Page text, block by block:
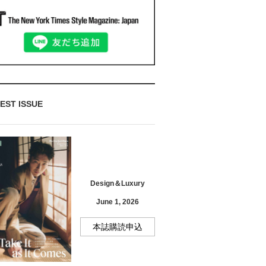
ISSUE
Design＆Luxury
June 1, 2026
本誌購読申込